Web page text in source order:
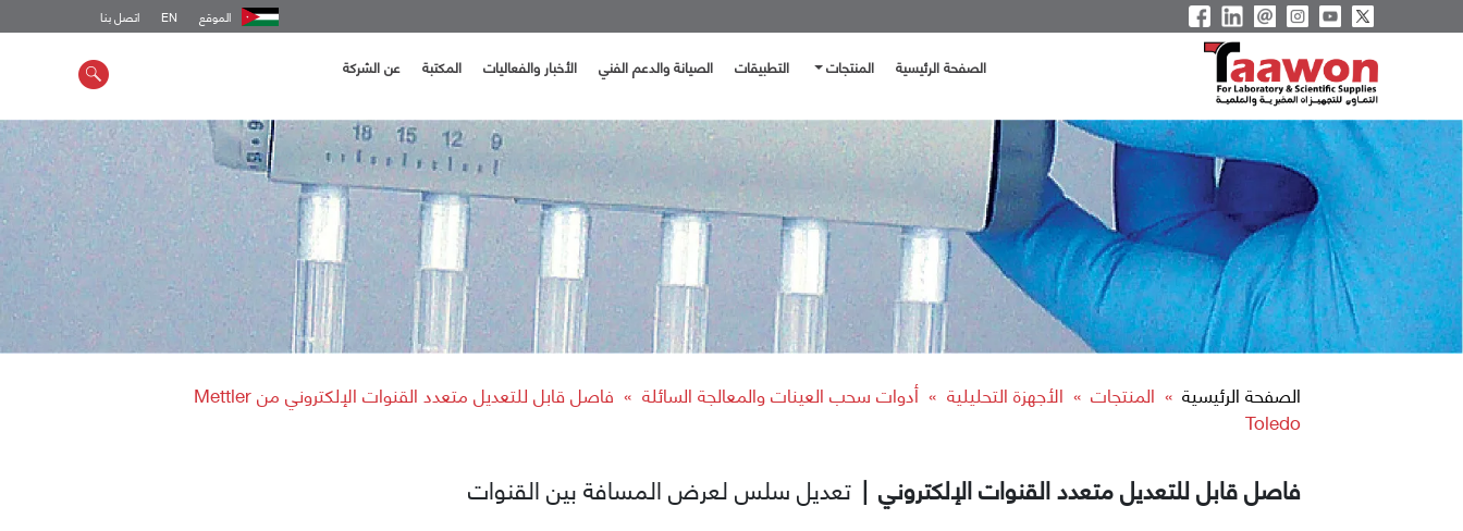
اتصل بنا EN الموقع
الصفحة الرئيسية المنتجات التطبيقات الصيانة والدعم الفني الأخبار والفعاليات المكتبة عن الشركة
الصفحة الرئيسية » المنتجات » الأجهزة التحليلية » أدوات سحب العينات والمعالجة السائلة » فاصل قابل للتعديل متعدد القنوات الإلكتروني من Mettler
Toledo
فاصل قابل للتعديل متعدد القنوات الإلكتروني | تعديل سلس لعرض المسافة بين القنوات